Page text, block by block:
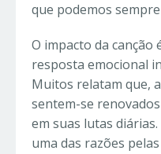
que podemos
O impacto da canção
resposta emocional
Muitos relatam que,
sentem-se
em suas lutas
uma das razões